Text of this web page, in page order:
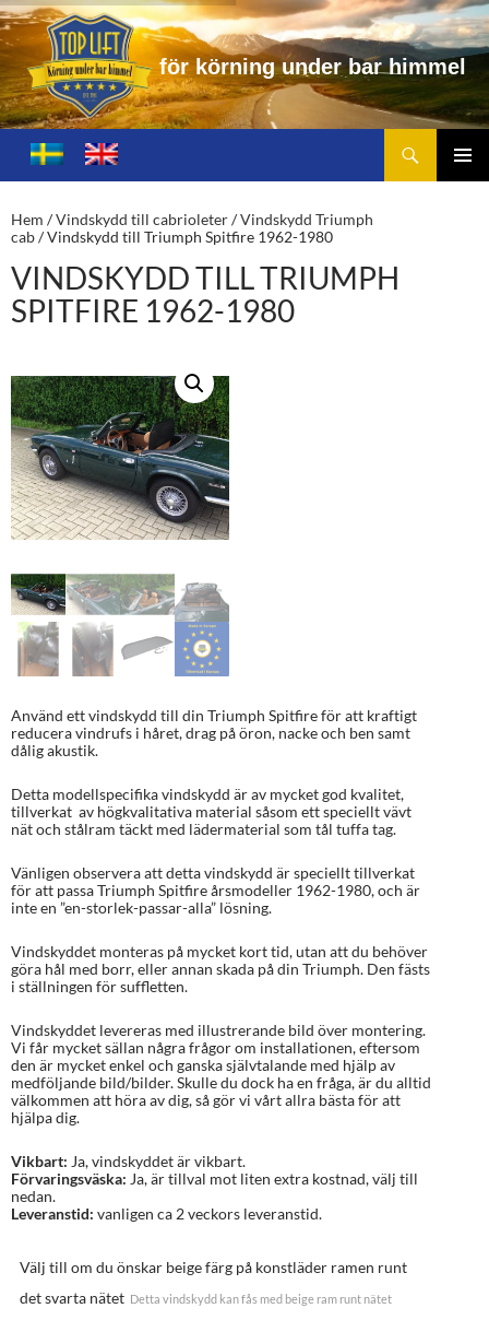
örning under bar himme
Toplift.se – för körning under bar himmel
HOPPA
TILL
Hem /Vindskydd till cabrioleter/Vindskydd Triumph
cab/ Vindskydd till Triumph Spitfire 1962-1980
VINDSKYDD TILL TRIUMPH
SPITFIRE 1962-1980
Använd ett vindskydd till din Triumph Spitfire för att kraftigt
reducera vindrufs i håret, drag på öron, nacke och ben samt
dålig akustik.
Detta modellspecifika vindskydd är av mycket god kvalitet,
tillverkat av högkvalitativa material såsom ett speciellt vävt
nät och stålram täckt med lädermaterial som tål tuffa tag.
Vänligen observera att detta vindskydd är speciellt tillverkat
för att passa Triumph Spitfire årsmodeller 1962-1980, och är
inte en ”en-storlek-passar-alla” lösning.
Vindskyddet monteras på mycket kort tid, utan att du behöver
göra hål med borr, eller annan skada på din Triumph. Den fästs
i ställningen för suffletten.
Vindskyddet levereras med illustrerande bild över montering.
Vi får mycket sällan några frågor om installationen, eftersom
den är mycket enkel och ganska självtalande med hjälp av
medföljande bild/bilder. Skulle du dock ha en fråga, är du alltid
välkommen att höra av dig, så gör vi vårt allra bästa för att
hjälpa dig.
Vikbart: Ja, vindskyddet är vikbart.
Förvaringsväska: Ja, är tillval mot liten extra kostnad, välj till
nedan.
Leveranstid: vanligen ca 2 veckors leveranstid.
Välj till om du önskar beige färg på konstläder ramen runt
det svarta nätet Detta vindskydd kan fås med beige ram runt nätet